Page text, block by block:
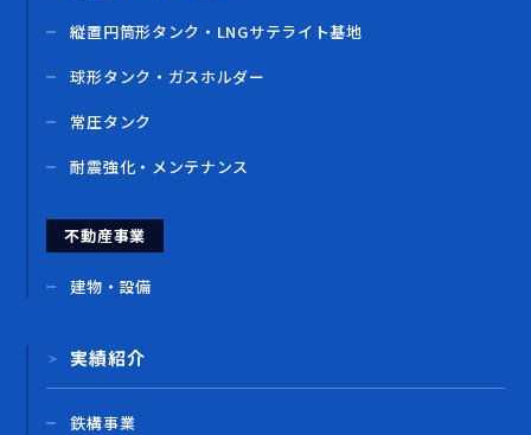
縦置円筒形タンク・LNGサテライト基地
球形タンク・ガスホルダー
常圧タンク
耐震強化・メンテナンス
不動産事業
建物・設備
実績紹介
鉄構事業